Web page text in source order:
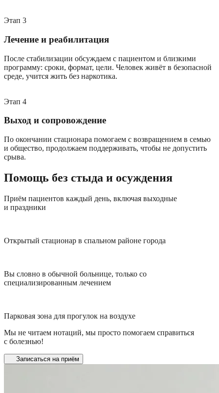
Этап 3
Лечение и реабилитация
После стабилизации обсуждаем с пациентом и близкими
программу: сроки, формат, цели. Человек живёт в безопасной
среде, учится жить без наркотика.
Этап 4
Выход и сопровождение
По окончании стационара помогаем с возвращением в семью
и общество, продолжаем поддерживать, чтобы не допустить
срыва.
Помощь без стыда и осуждения
Приём пациентов каждый день, включая выходные
и праздники
Открытый стационар в спальном районе города
Вы словно в обычной больнице, только со
специализированным лечением
Парковая зона для прогулок на воздухе
Мы не читаем нотаций, мы просто помогаем справиться
с болезнью!
Записаться на приём